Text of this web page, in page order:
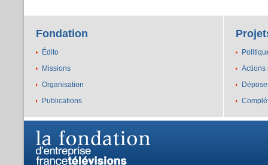
Fondation
Édito
Missions
Organisation
Publications
Actions